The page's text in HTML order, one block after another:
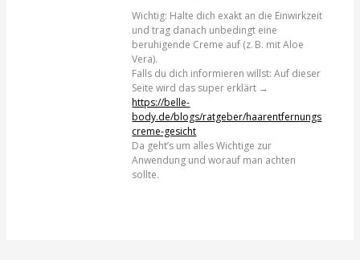
Wichtig: Halte dich exakt an die Einwirkzeit
und trag danach unbedingt eine
beruhigende Creme auf (z. B. mit Aloe
Vera).
Falls du dich informieren willst: Auf dieser
Seite wird das super erklärt →
https://belle-
body.de/blogs/ratgeber/haarentfernungs
creme-gesicht
Da geht’s um alles Wichtige zur
Anwendung und worauf man achten
sollte.